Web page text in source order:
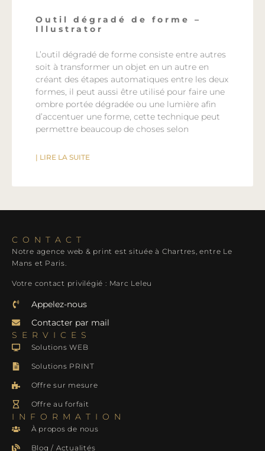
Outil dégradé de forme –
Illustrator
L’outil dégradé de forme consiste entre autres
soit à transformer un objet en un autre en
créant des étapes automatiques entre les deux
formes, il peut aussi être utilisé pour faire une
ombre portée dégradée ou une lumière afin
d’accentuer une forme, cette technique peut
permettre beaucoup de choses selon
| LIRE LA SUITE
CONTACT
Notre agence web & print est située à Chartres, entre Le
Mans et Paris.
Votre contact privilégié : Marc Leleu
Appelez-nous
Contacter par mail
SERVICES
Solutions WEB
Solutions PRINT
Offre sur mesure
Offre au forfait
INFORMATION
À propos de nous
Blog / Actualités